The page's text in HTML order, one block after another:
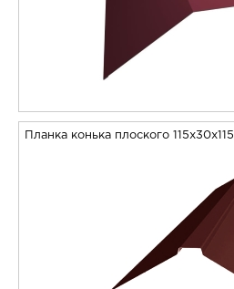
Планка конька плоского 115х30х115